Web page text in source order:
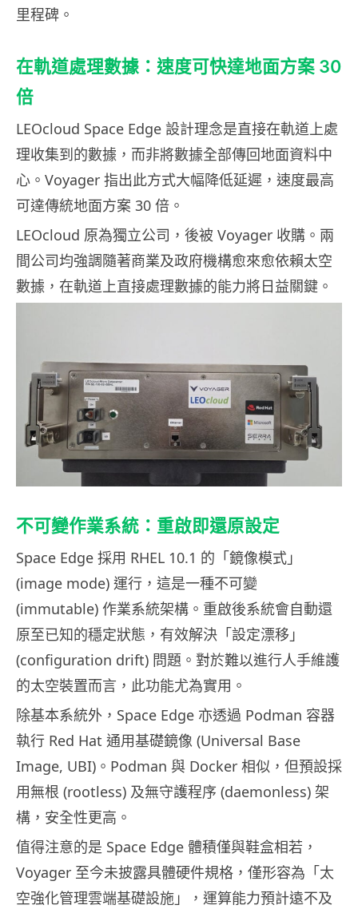
里程碑。
在軌道處理數據：速度可快達地面方案 30
倍
LEOcloud Space Edge 設計理念是直接在軌道上處
理收集到的數據，而非將數據全部傳回地面資料中
心。Voyager 指出此方式大幅降低延遲，速度最高
可達傳統地面方案 30 倍。
LEOcloud 原為獨立公司，後被 Voyager 收購。兩
間公司均強調隨著商業及政府機構愈來愈依賴太空
數據，在軌道上直接處理數據的能力將日益關鍵。
不可變作業系統：重啟即還原設定
Space Edge 採用 RHEL 10.1 的「鏡像模式」
(image mode) 運行，這是一種不可變
(immutable) 作業系統架構。重啟後系統會自動還
原至已知的穩定狀態，有效解決「設定漂移」
(configuration drift) 問題。對於難以進行人手維護
的太空裝置而言，此功能尤為實用。
除基本系統外，Space Edge 亦透過 Podman 容器
執行 Red Hat 通用基礎鏡像 (Universal Base
Image, UBI)。Podman 與 Docker 相似，但預設採
用無根 (rootless) 及無守護程序 (daemonless) 架
構，安全性更高。
值得注意的是 Space Edge 體積僅與鞋盒相若，
Voyager 至今未披露具體硬件規格，僅形容為「太
空強化管理雲端基礎設施」，運算能力預計遠不及